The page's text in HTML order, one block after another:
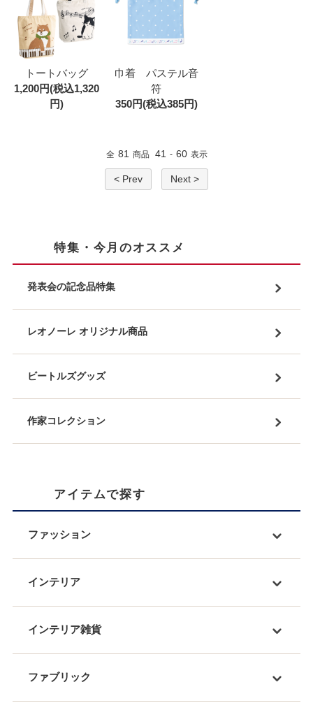
トートバッグ
1,200円(税込1,320
円)
巾着 パステル音
符
350円(税込385円)
全 81 商品 41 - 60 表示
< Prev Next >
特集・今月のオススメ
発表会の記念品特集
レオノーレ オリジナル商品
ビートルズグッズ
作家コレクション
アイテムで探す
ファッション
インテリア
インテリア雑貨
ファブリック